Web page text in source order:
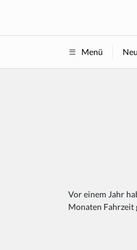
Menü
Vor einem Jahr
Monaten Fahrzeit